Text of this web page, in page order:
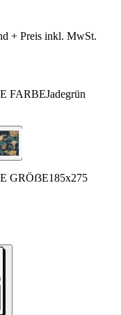
+ Preis inkl. MwSt.
FARBEJadegrün
GRÖẞE185x275